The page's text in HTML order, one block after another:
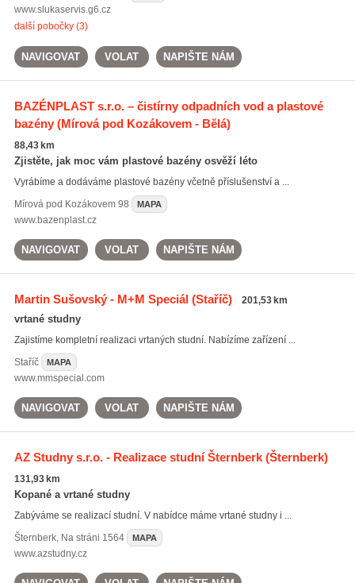
www.slukaservis.g6.cz
další pobočky (3)
NAVIGOVAT VOLAT NAPIŠTE NÁM
BAZÉNPLAST s.r.o. – čistírny odpadních vod a plastové
bazény(Mírová pod Kozákovem - Bělá)
88,43 km
Zjistěte, jak moc vám plastové bazény osvěží léto
Vyrábíme a dodáváme plastové bazény včetně příslušenství a ...
Mírová pod Kozákovem98 MAPA
www.bazenplast.cz
NAVIGOVAT VOLAT NAPIŠTE NÁM
Martin Sušovský - M+M Speciál(Staříč) 201,53 km
vrtané studny
Zajistíme kompletní realizaci vrtaných studní. Nabízíme zařízení ...
Staříč
MAPA
www.mmspecial.com
NAVIGOVAT VOLAT NAPIŠTE NÁM
AZ Studny s.r.o. - Realizace studní Šternberk(Šternberk)
131,93 km
Kopané a vrtané studny
Zabýváme se realizací studní. V nabídce máme vrtané studny i ...
Šternberk, Na stráni 1564 MAPA
www.azstudny.cz